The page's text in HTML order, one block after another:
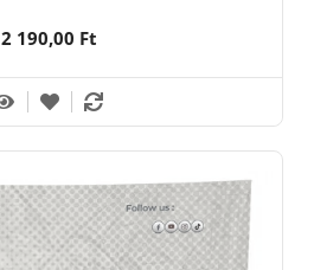
2 190,00 Ft